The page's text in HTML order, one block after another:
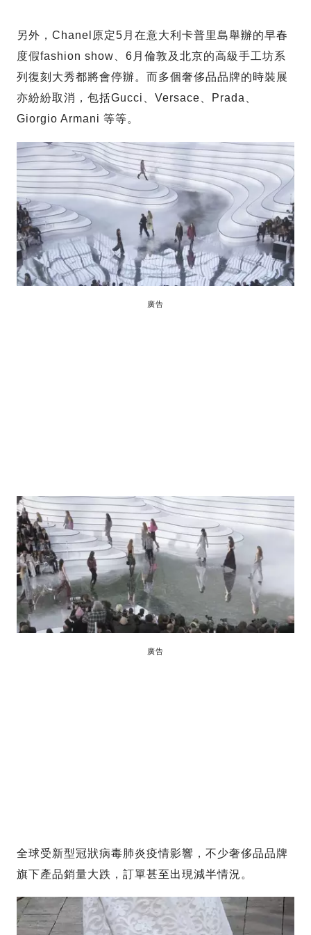
另外，Chanel原定5月在意大利卡普里島舉辦的早春
度假fashion show、6月倫敦及北京的高級手工坊系
列復刻大秀都將會停辦。而多個奢侈品品牌的時裝展
亦紛紛取消，包括Gucci、Versace、Prada、
Giorgio Armani 等等。
廣告
廣告
全球受新型冠狀病毒肺炎疫情影響，不少奢侈品品牌
旗下產品銷量大跌，訂單甚至出現減半情況。